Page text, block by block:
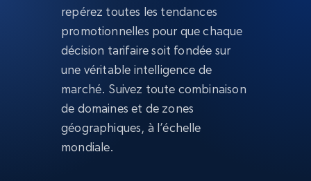
repérez toutes les tendances
promotionnelles pour que chaque
décision tarifaire soit fondée sur
une véritable intelligence de
marché. Suivez toute combinaison
de domaines et de zones
géographiques, à l’échelle
mondiale.